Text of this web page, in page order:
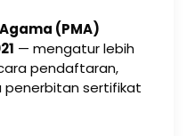
(PMA)
— mengatur lebih
pendaftaran,
penerbitan sertifikat